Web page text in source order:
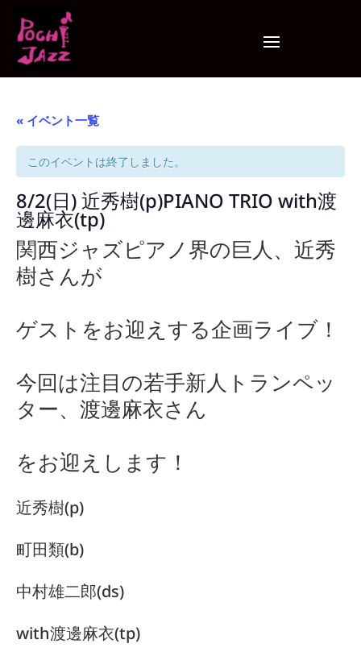
« イベント一覧
このイベントは終了しました。
8/2(日) 近秀樹(p)PIANO TRIO with渡
邊麻衣(tp)
関西ジャズピアノ界の巨人、近秀
樹さんが
ゲストをお迎えする企画ライブ！
今回は注目の若手新人トランペッ
ター、渡邊麻衣さん
をお迎えします！
近秀樹(p)
町田類(b)
中村雄二郎(ds)
with渡邊麻衣(tp)